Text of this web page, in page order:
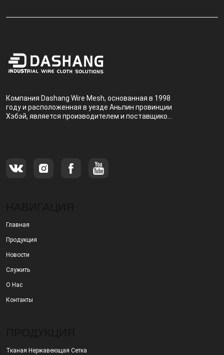
Компания Dashang Wire Mesh, основанная в 1998
году и расположенная в уезде Аньпин провинции
Хэбэй, является производителем и поставщиком,
Главная
Продукция
Новости
Служить
О Нас
Контакты
Тканая Нержавеющая Сетка